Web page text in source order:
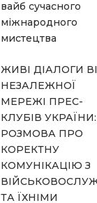
вайб сучасного
міжнародного
мистецтва
ЖИВІ ДІАЛОГИ
НЕЗАЛЕЖНОЇ
МЕРЕЖІ ПРЕС-
КЛУБІВ УКРАЇНИ:
РОЗМОВА ПРО
КОРЕКТНУ
КОМУНІКАЦІЮ З
ТА ЇХНІМИ